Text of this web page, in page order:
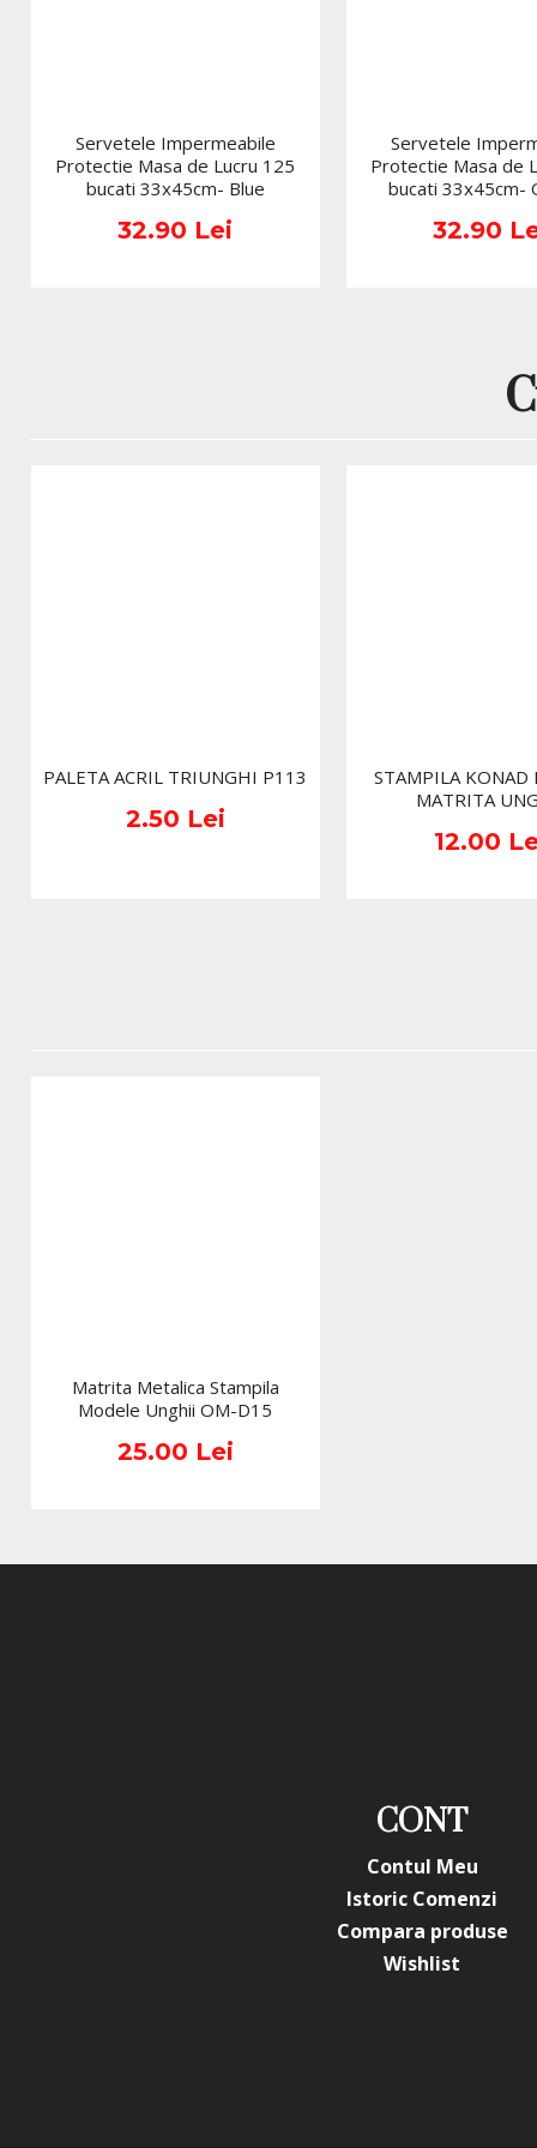
Servetele Impermeabile
Protectie Masa de Lucru 125
bucati 33x45cm- Blue
32.90 Lei
Servetele
Protectie Masa de
bucati 33x45cm-
32.90
PALETA ACRIL TRIUNGHI P113
2.50 Lei
STAMPILA KONAD
MATRITA
12.00
Matrita Metalica Stampila
Modele Unghii OM-D15
25.00 Lei
CONT
Contul Meu
Istoric Comenzi
Compara produse
Wishlist